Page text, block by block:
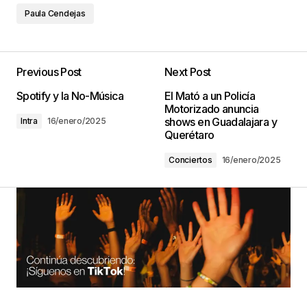
Paula Cendejas
Previous Post
Spotify y la No-Música
Intra 16/enero/2025
Next Post
El Mató a un Policía
Motorizado anuncia
shows en Guadalajara y
Querétaro
Conciertos 16/enero/2025